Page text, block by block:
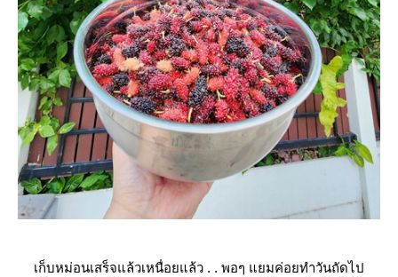
เก็บหม่อนเสร็จแล้วเหนื่อยแล้ว . . พอๆ แยมค่อยทำวันถัดไป